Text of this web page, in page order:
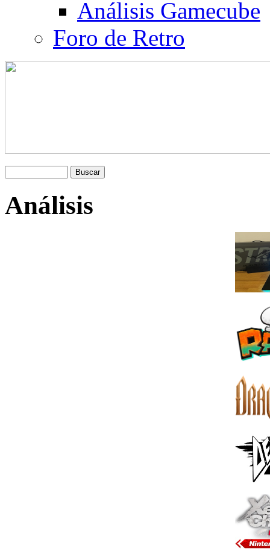
Análisis Gamecube
Foro de Retro
Análisis